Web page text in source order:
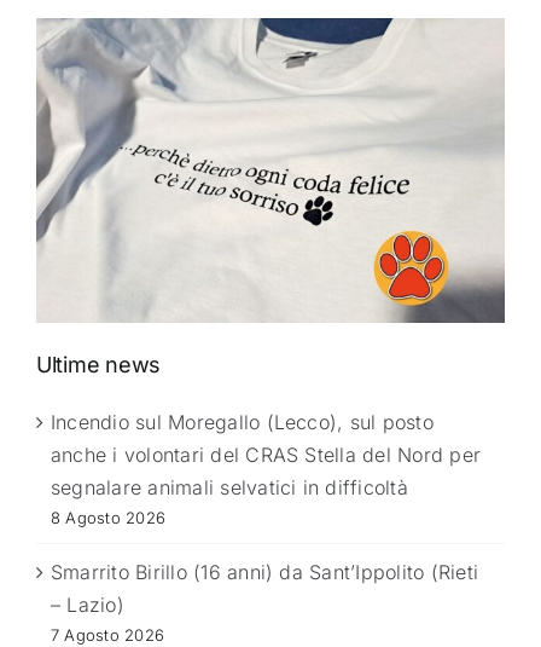
Ultime news
Incendio sul Moregallo (Lecco), sul posto
anche i volontari del CRAS Stella del Nord per
segnalare animali selvatici in difficoltà
8 Agosto 2026
Smarrito Birillo (16 anni) da Sant’Ippolito (Rieti
– Lazio)
7 Agosto 2026